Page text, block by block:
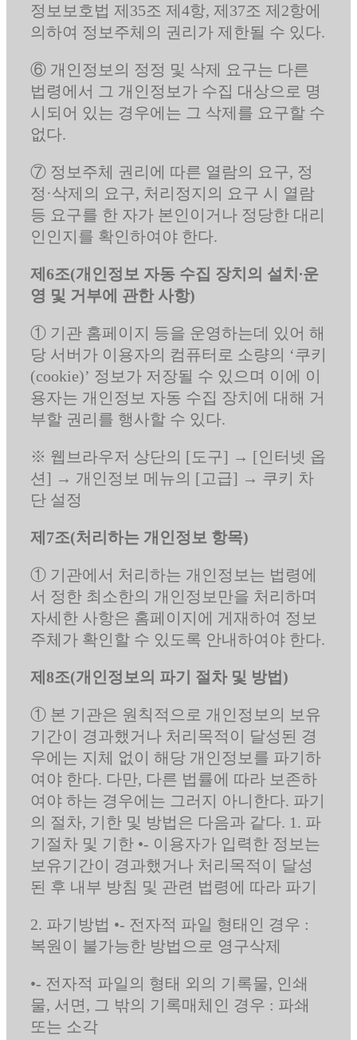
정보보호법 제35조 제4항, 제37조 제2항에
의하여 정보주체의 권리가 제한될 수 있다.
⑥ 개인정보의 정정 및 삭제 요구는 다른
법령에서 그 개인정보가 수집 대상으로 명
시되어 있는 경우에는 그 삭제를 요구할 수
없다.
⑦ 정보주체 권리에 따른 열람의 요구, 정
정·삭제의 요구, 처리정지의 요구 시 열람
등 요구를 한 자가 본인이거나 정당한 대리
인인지를 확인하여야 한다.
제6조(개인정보 자동 수집 장치의 설치∙운
영 및 거부에 관한 사항)
① 기관 홈페이지 등을 운영하는데 있어 해
당 서버가 이용자의 컴퓨터로 소량의 ‘쿠키
(cookie)’ 정보가 저장될 수 있으며 이에 이
용자는 개인정보 자동 수집 장치에 대해 거
부할 권리를 행사할 수 있다.
※ 웹브라우저 상단의 [도구] → [인터넷 옵
션] → 개인정보 메뉴의 [고급] → 쿠키 차
단 설정
제7조(처리하는 개인정보 항목)
① 기관에서 처리하는 개인정보는 법령에
서 정한 최소한의 개인정보만을 처리하며
자세한 사항은 홈페이지에 게재하여 정보
주체가 확인할 수 있도록 안내하여야 한다.
제8조(개인정보의 파기 절차 및 방법)
① 본 기관은 원칙적으로 개인정보의 보유
기간이 경과했거나 처리목적이 달성된 경
우에는 지체 없이 해당 개인정보를 파기하
여야 한다. 다만, 다른 법률에 따라 보존하
여야 하는 경우에는 그러지 아니한다. 파기
의 절차, 기한 및 방법은 다음과 같다. 1. 파
기절차 및 기한 •- 이용자가 입력한 정보는
보유기간이 경과했거나 처리목적이 달성
된 후 내부 방침 및 관련 법령에 따라 파기
2. 파기방법 •- 전자적 파일 형태인 경우 :
복원이 불가능한 방법으로 영구삭제
•- 전자적 파일의 형태 외의 기록물, 인쇄
물, 서면, 그 밖의 기록매체인 경우 : 파쇄
또는 소각